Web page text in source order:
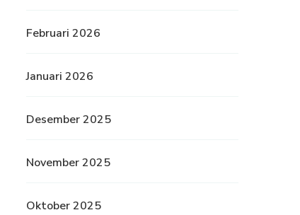
Februari 2026
Januari 2026
Desember 2025
November 2025
Oktober 2025